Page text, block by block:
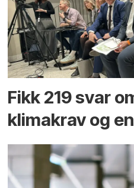
Fikk 219 svar
klimakrav og